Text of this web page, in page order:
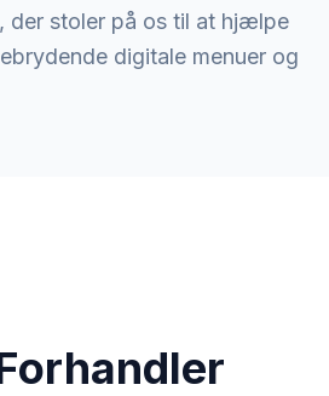
der stoler på os til at hjælpe
digitale menuer og